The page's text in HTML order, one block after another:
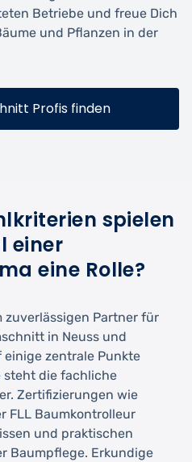
Betriebe und freue Dich
und Pflanzen in der
Profis finden
spielen
einer
eine Rolle?
zuverlässigen Partner für
in Neuss und
zentrale Punkte
steht die fachliche
Zertifizierungen wie
FLL Baumkontrolleur
und praktischen
Baumpflege. Erkundige